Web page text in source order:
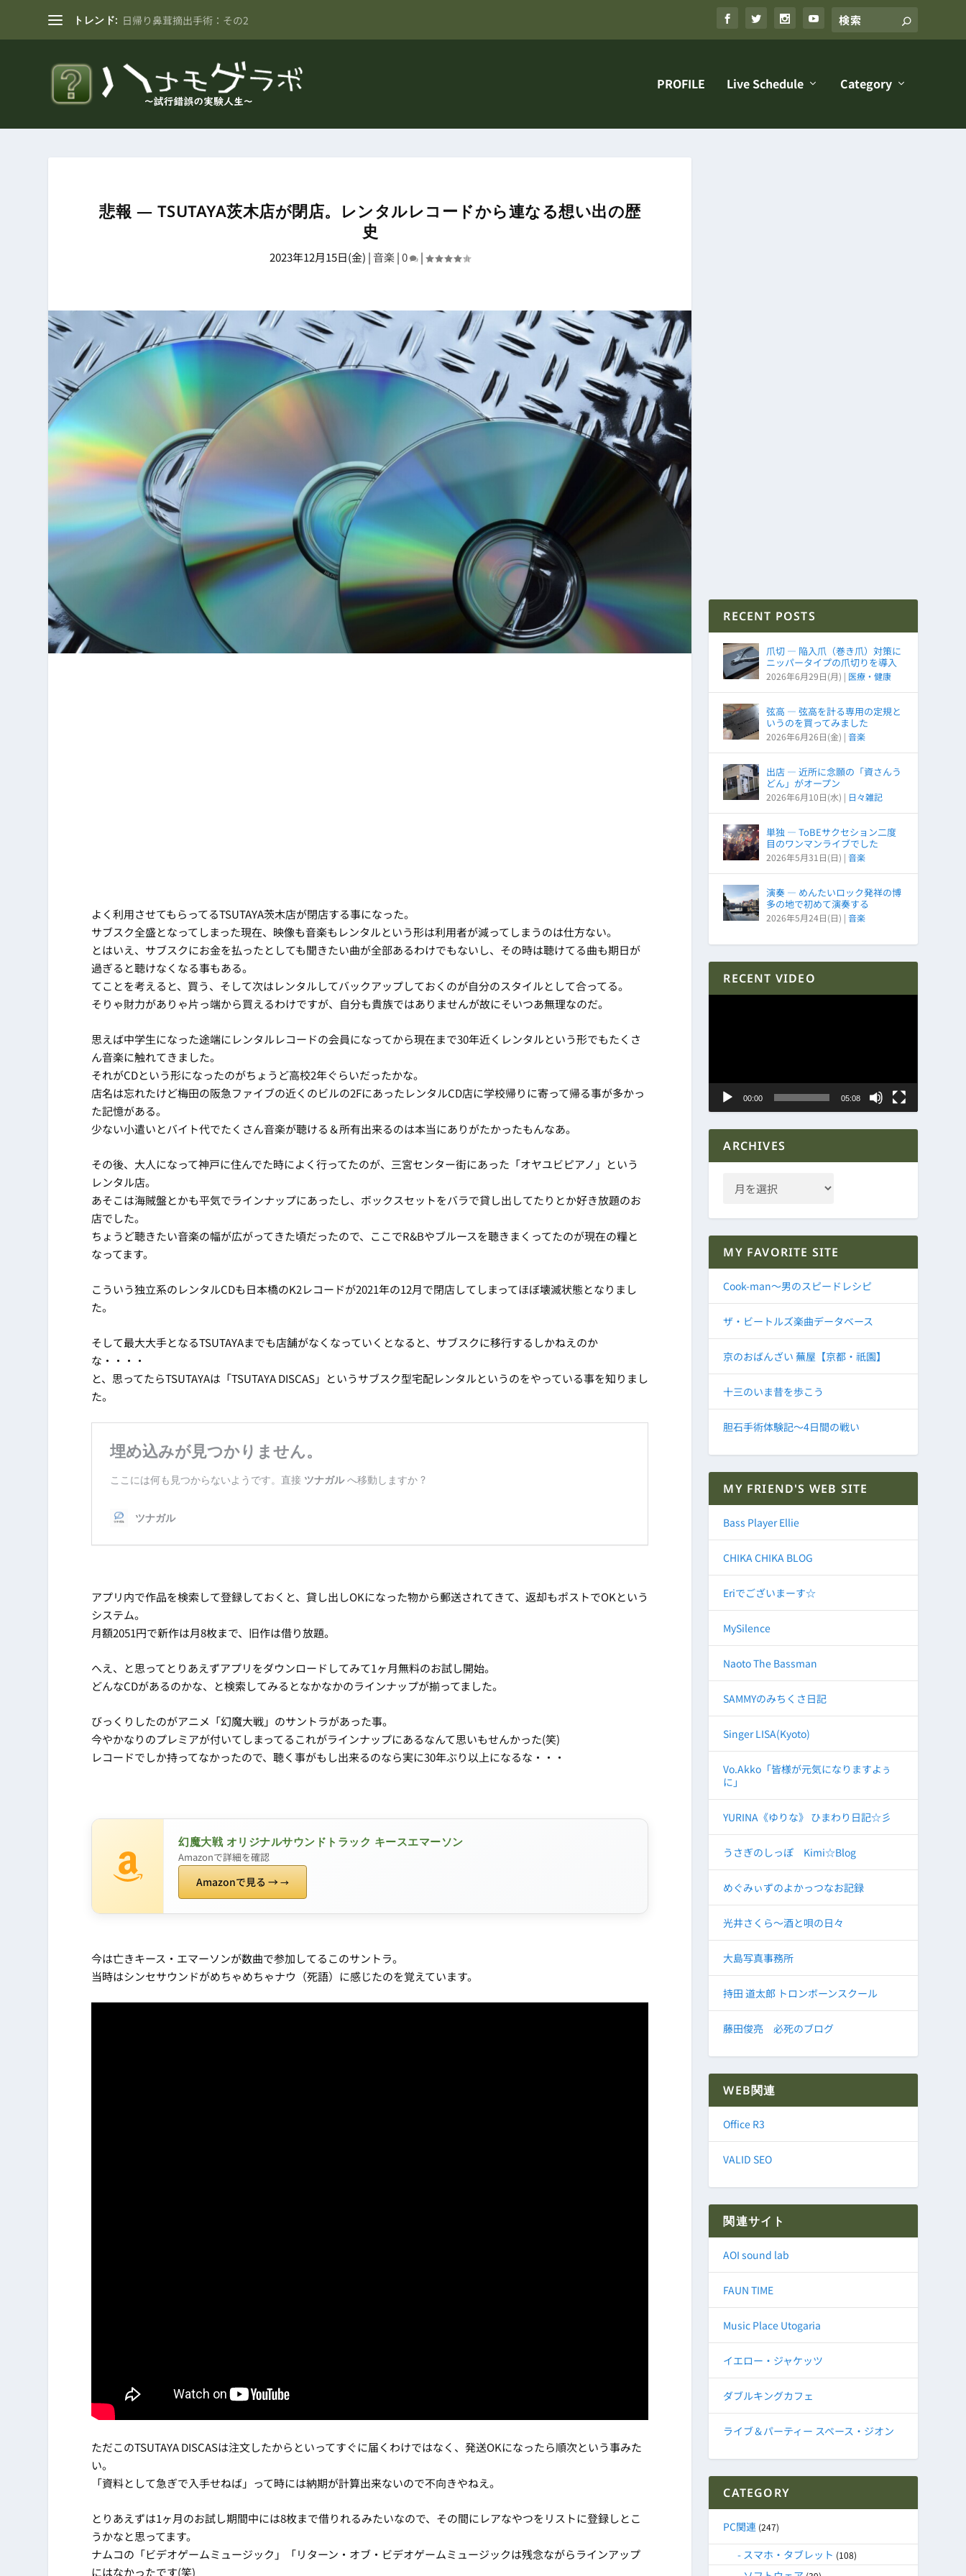
トレンド: 日帰り鼻茸摘出手術：その2
PROFILE Live Schedule Category
悲報 ― TSUTAYA茨木店が閉店。レンタルレコードから連なる想い出の歴
史
2023年12月15日(金) | 音楽|0 |
よく利用させてもらってるTSUTAYA茨木店が閉店する事になった。
サブスク全盛となってしまった現在、映像も音楽もレンタルという形は利用者が減ってしまうのは仕方ない。
とはいえ、サブスクにお金を払ったとしても聞きたい曲が全部あるわけでもないし、その時は聴けてる曲も期日が
過ぎると聴けなくなる事もある。
てことを考えると、買う、そして次はレンタルしてバックアップしておくのが自分のスタイルとして合ってる。
そりゃ財力がありゃ片っ端から買えるわけですが、自分も貴族ではありませんが故にそいつあ無理なのだ。
思えば中学生になった途端にレンタルレコードの会員になってから現在まで30年近くレンタルという形でもたくさ
ん音楽に触れてきました。
それがCDという形になったのがちょうど高校2年ぐらいだったかな。
店名は忘れたけど梅田の阪急ファイブの近くのビルの2FにあったレンタルCD店に学校帰りに寄って帰る事が多かっ
た記憶がある。
少ない小遣いとバイト代でたくさん音楽が聴ける＆所有出来るのは本当にありがたかったもんなあ。
その後、大人になって神戸に住んでた時によく行ってたのが、三宮センター街にあった「オヤユビピアノ」という
レンタル店。
あそこは海賊盤とかも平気でラインナップにあったし、ボックスセットをバラで貸し出してたりとか好き放題のお
店でした。
ちょうど聴きたい音楽の幅が広がってきた頃だったので、ここでR&Bやブルースを聴きまくってたのが現在の糧と
なってます。
こういう独立系のレンタルCDも日本橋のK2レコードが2021年の12月で閉店してしまってほぼ壊滅状態となりまし
た。
そして最大大手となるTSUTAYAまでも店舗がなくなっていくとなると、サブスクに移行するしかねえのか
な・・・・
と、思ってたらTSUTAYAは「TSUTAYA DISCAS」というサブスク型宅配レンタルというのをやっている事を知りまし
た。
アプリ内で作品を検索して登録しておくと、貸し出しOKになった物から郵送されてきて、返却もポストでOKという
システム。
月額2051円で新作は月8枚まで、旧作は借り放題。
へえ、と思ってとりあえずアプリをダウンロードしてみて1ヶ月無料のお試し開始。
どんなCDがあるのかな、と検索してみるとなかなかのラインナップが揃ってました。
びっくりしたのがアニメ「幻魔大戦」のサントラがあった事。
今やかなりのプレミアが付いてしまってるこれがラインナップにあるなんて思いもせんかった(笑)
レコードでしか持ってなかったので、聴く事がもし出来るのなら実に30年ぶり以上になるな・・・
幻魔大戦 オリジナルサウンドトラック キースエマーソン
Amazonで詳細を確認
Amazonで見る →
今は亡きキース・エマーソンが数曲で参加してるこのサントラ。
当時はシンセサウンドがめちゃめちゃナウ（死語）に感じたのを覚えています。
ただこのTSUTAYA DISCASは注文したからといってすぐに届くわけではなく、発送OKになったら順次という事みた
い。
「資料として急ぎで入手せねば」って時には納期が計算出来ないので不向きやねえ。
とりあえずは1ヶ月のお試し期間中には8枚まで借りれるみたいなので、その間にレアなやつをリストに登録しとこ
うかなと思ってます。
ナムコの「ビデオゲームミュージック」「リターン・オブ・ビデオゲームミュージックは残念ながらラインアップ
にはなかったです(笑)
RECENT POSTS
爪切 ― 陥入爪（巻き爪）対策に
ニッパータイプの爪切りを導入
2026年6月29日(月) | 医療・健康
弦高 ― 弦高を計る専用の定規と
いうのを買ってみました
2026年6月26日(金) |音楽
出店 ― 近所に念願の「資さんう
どん」がオープン
2026年6月10日(水) | 日々雑記
単独 ― ToBEサクセション二度
目のワンマンライブでした
2026年5月31日(日) |音楽
演奏 ― めんたいロック発祥の博
多の地で初めて演奏する
2026年5月24日(日) |音楽
RECENT VIDEO
ー
00:00 05:08
ARCHIVES
MY FAVORITE SITE
Cook-man～男のスピードレシピ
ザ・ビートルズ楽曲データベース
京のおばんざい 蕪屋【京都・祇園】
十三のいま昔を歩こう
胆石手術体験記～4日間の戦い
MY FRIEND'S WEB SITE
Bass Player Ellie
CHIKA CHIKA BLOG
Eriでございまーす☆
MySilence
Naoto The Bassman
SAMMYのみちくさ日記
Singer LISA(Kyoto)
Vo.Akko「皆様が元気になりますよぅ
に」
YURINA《ゆりな》 ひまわり日記☆彡
うさぎのしっぽ Kimi☆Blog
めぐみぃずのよかっつなお記録
光井さくら～酒と唄の日々
大島写真事務所
持田 道太郎 トロンボーンスクール
藤田俊亮 必死のブログ
WEB関連
Office R3
VALID SEO
関連サイト
AOI sound lab
FAUN TIME
Music Place Utogaria
イエロー・ジャケッツ
ダブルキングカフェ
ライブ＆パーティー スペース・ジオン
CATEGORY
PC関連 (247)
スマホ・タブレット (108)